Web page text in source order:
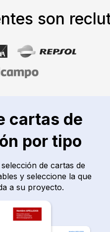
son
cartas de
por tipo
de cartas de
y seleccione la que
a su proyecto.